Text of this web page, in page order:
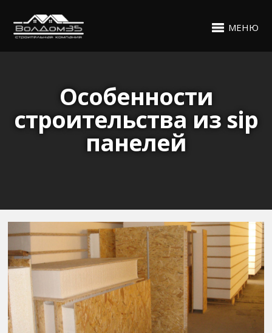
МЕНЮ
Особенности
строительства из sip
панелей